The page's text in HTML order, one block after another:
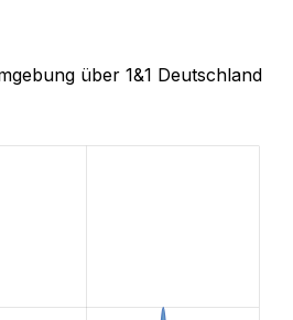
über 1&1 Deutschland